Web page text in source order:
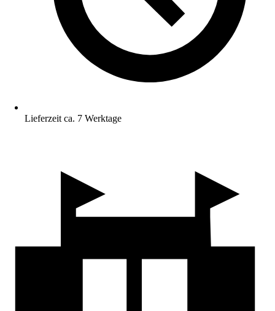
Lieferzeit ca. 7 Werktage